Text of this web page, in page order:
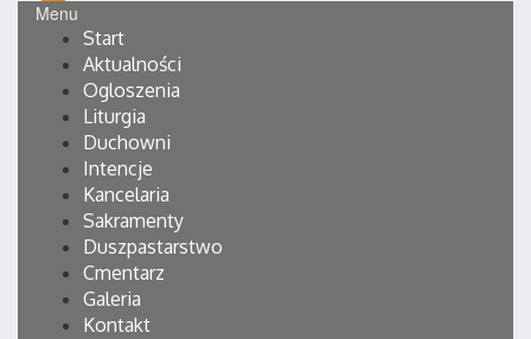
Menu
Start
Aktualności
Ogloszenia
Liturgia
Duchowni
Intencje
Kancelaria
Sakramenty
Duszpastarstwo
Cmentarz
Galeria
Kontakt